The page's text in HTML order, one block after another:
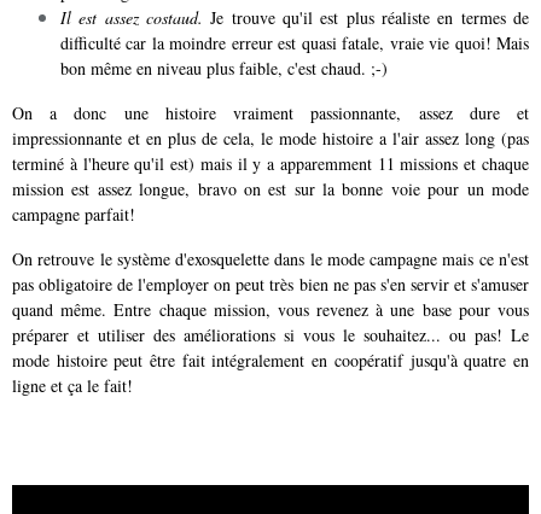
Il est assez costaud. Je trouve qu'il est plus réaliste en termes de
difficulté car la moindre erreur est quasi fatale, vraie vie quoi! Mais
bon même en niveau plus faible, c'est chaud. ;-)
On a donc une histoire vraiment passionnante, assez dure et
impressionnante et en plus de cela, le mode histoire a l'air assez long (pas
terminé à l'heure qu'il est) mais il y a apparemment 11 missions et chaque
mission est assez longue, bravo on est sur la bonne voie pour un mode
campagne parfait!
On retrouve le système d'exosquelette dans le mode campagne mais ce n'est
pas obligatoire de l'employer on peut très bien ne pas s'en servir et s'amuser
quand même. Entre chaque mission, vous revenez à une base pour vous
préparer et utiliser des améliorations si vous le souhaitez... ou pas! Le
mode histoire peut être fait intégralement en coopératif jusqu'à quatre en
ligne et ça le fait!